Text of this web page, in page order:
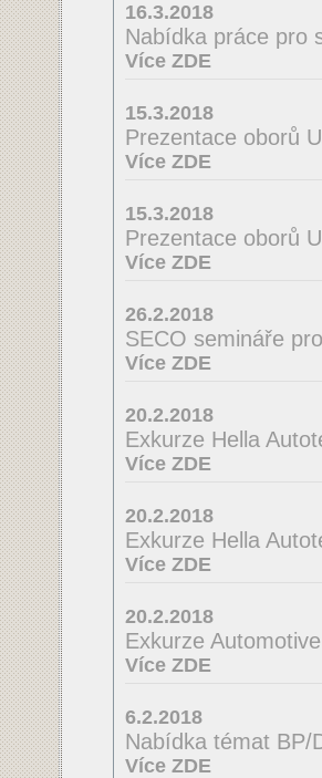
16.3.2018
Nabídka práce pro
Více ZDE
15.3.2018
Prezentace oborů
Více ZDE
15.3.2018
Prezentace oborů
Více ZDE
26.2.2018
SECO semináře
Více ZDE
20.2.2018
Exkurze Hella
Více ZDE
20.2.2018
Exkurze Hella
Více ZDE
20.2.2018
Exkurze
Více ZDE
6.2.2018
Nabídka témat BP/
Více ZDE